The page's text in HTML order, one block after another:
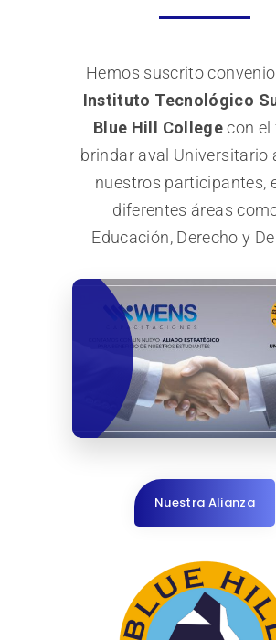
Hemos suscrito
Instituto Tecnológico
Blue Hill Collegecon el
brindar aval Universitario
nuestros participantes,
diferentes áreas
Educación, Derecho y
Nuestra Alianza